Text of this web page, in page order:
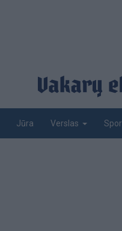
Jūra Verslas